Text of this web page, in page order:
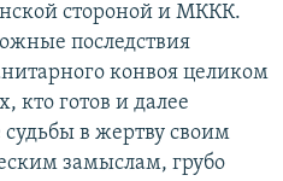
стороной и МККК.
последствия
конвоя целиком
кто готов и далее
в жертву своим
замыслам, грубо